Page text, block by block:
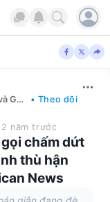
Tin mới về Tòa Thánh và Giáo hội • Theo dõi
2 năm trước
chấm dứt
thù hận
News